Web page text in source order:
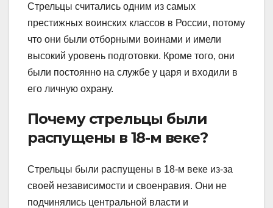
Стрельцы считались одним из самых
престижных воинских классов в России, потому
что они были отборными воинами и имели
высокий уровень подготовки. Кроме того, они
были постоянно на службе у царя и входили в
его личную охрану.
Почему стрельцы были
распущены в 18-м веке?
Стрельцы были распущены в 18-м веке из-за
своей независимости и своенравия. Они не
подчинялись центральной власти и